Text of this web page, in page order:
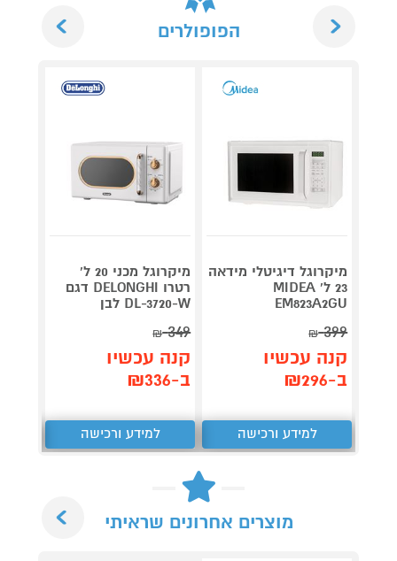
הפופולרים
מיקרוגל דיגיטלי מידאה
23 ל' MIDEA
EM823A2GU
399
₪
קנה עכשיו
ב-₪296
למידע ורכישה
מיקרוגל מכני 20 ל'
רטרו DELONGHI דגם
DL-3720-W לבן
349
₪
קנה עכשיו
ב-₪336
למידע ורכישה
מוצרים אחרונים שראיתי